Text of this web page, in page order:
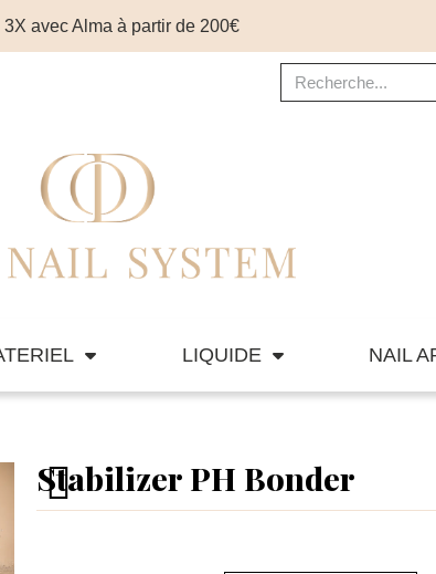
3X avec Alma à partir de 200€
LIQUIDE NAIL
Stabilizer PH Bonder